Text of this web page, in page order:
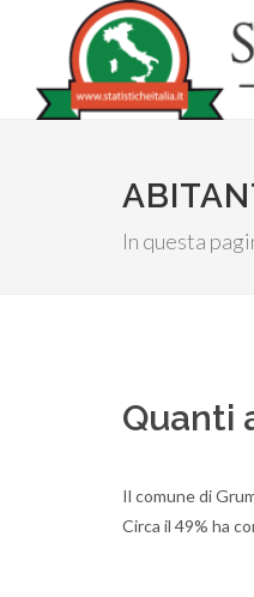
In questa
Quanti
Il comune di
Circa il 49% ha